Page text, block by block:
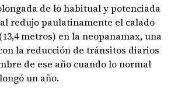
de lo habitual y potenciada
redujo paulatinamente el calado
metros) en la neopanamax, una
la reducción de tránsitos diarios
de ese año cuando lo normal
un año.